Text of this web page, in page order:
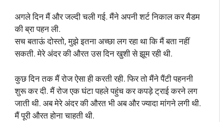
अगले दिन मैं और जल्दी चली गई. मैंने अपनी शर्ट निकाल कर मैडम
की ब्रा पहन ली.
सच बताऊं दोस्तो, मुझे इतना अच्छा लग रहा था कि मैं बता नहीं
सकती. मेरे अंदर की औरत उस दिन खुशी से झूम रही थी.
कुछ दिन तक मैं रोज ऐसा ही करती रही. फिर तो मैंने पैंटी पहननी
शुरू कर दी. मैं रोज एक घंटा पहले पहुंच कर कपड़े ट्राई करने लग
जाती थी. अब मेरे अंदर की औरत भी अब और ज्यादा मांगने लगी थी.
मैं पूरी औरत होना चाहती थी.